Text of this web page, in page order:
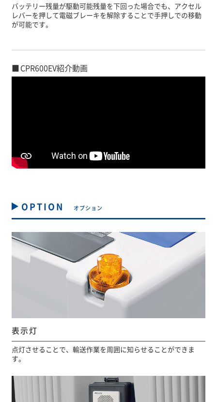
バッテリー残量が駆動可能残量を下回った場合でも、アクセル
レバーを押して電磁ブレーキを解除することで手押しでの移動
が可能です。
CPR600EV紹介動画
OPTION オプション
表示灯
点灯させることで、輸送作業を周囲に知らせることができま
す。